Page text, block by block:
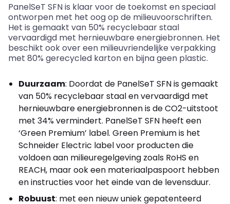
PanelSeT SFN is klaar voor de toekomst en speciaal
ontworpen met het oog op de milieuvoorschriften.
Het is gemaakt van 50% recyclebaar staal
vervaardigd met hernieuwbare energiebronnen. Het
beschikt ook over een milieuvriendelijke verpakking
met 80% gerecycled karton en bijna geen plastic.
Duurzaam: Doordat de PanelSeT SFN is gemaakt
van 50% recyclebaar staal en vervaardigd met
hernieuwbare energiebronnen is de CO2-uitstoot
met 34% vermindert. PanelSeT SFN heeft een
‘Green Premium’ label. Green Premium is het
Schneider Electric label voor producten die
voldoen aan milieuregelgeving zoals RoHS en
REACH, maar ook een materiaalpaspoort hebben
en instructies voor het einde van de levensduur.
Robuust: met een nieuw uniek gepatenteerd